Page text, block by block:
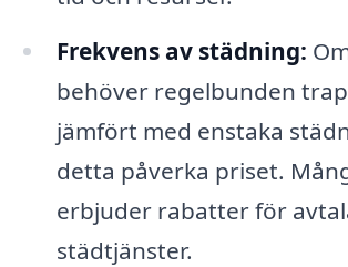
Frekvens av städning:
behöver regelbunden
jämfört med enstaka
detta påverka priset.
erbjuder rabatter för
städtjänster.